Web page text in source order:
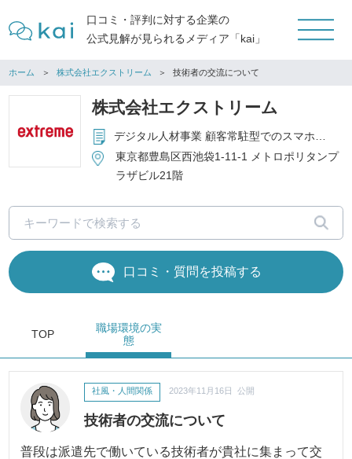
口コミ・評判に対する企業の
公式見解が見られるメディア「kai」
ホーム 株式会社エクストリーム 技術者の交流について
株式会社エクストリーム
デジタル人材事業 顧客常駐型でのスマホアプリ、IT、WEB系ソフトウェア開発 受託開発事業 スマホアプリ、クラウドプラットフォーム等の受託開発 コンテンツプロパティ事業（IP事業） 自社コンテンツ事業。保有IPを活用した様々なゲームサービスやライセンスサービス
東京都豊島区西池袋1-11-1 メトロポリタンプ
ラザビル21階
口コミ・質問を投稿する
TOP
職場環境の実
態
技術者の交流について
社風・人間関係 2023年11月16日 公開
普段は派遣先で働いている技術者が貴社に集まって交